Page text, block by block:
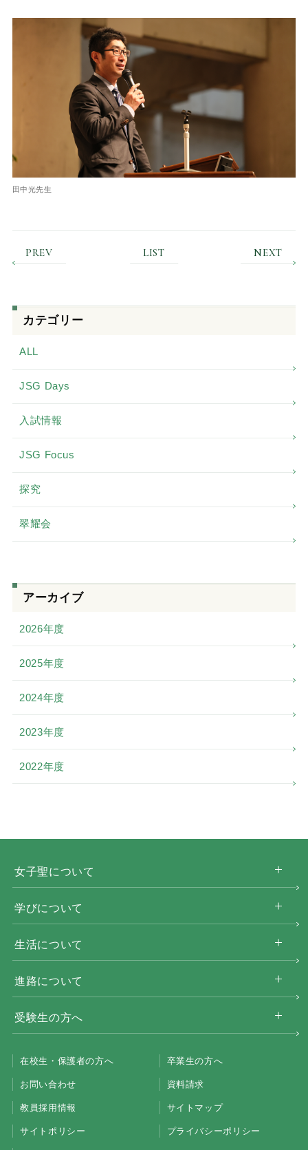
田中光先生
PREV LIST NEXT
カテゴリー
ALL
JSG Days
入試情報
JSG Focus
探究
翠耀会
アーカイブ
2026年度
2025年度
2024年度
2023年度
2022年度
女子聖について
学びについて
生活について
進路について
受験生の方へ
在校生・保護者の方へ 卒業生の方へ
お問い合わせ 資料請求
教員採用情報 サイトマップ
サイトポリシー プライバシーポリシー